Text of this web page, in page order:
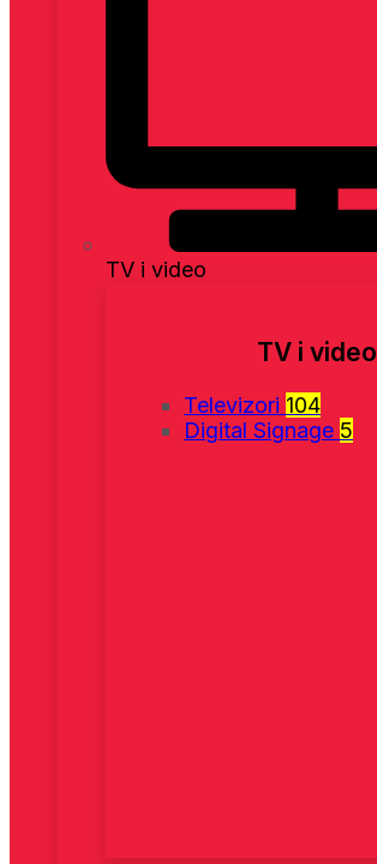
TV i video
TV i video
Televizori 104
Digital Signage 5